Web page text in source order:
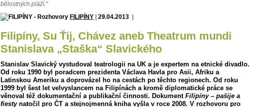
bělostných pláží.“
FILIPÍNY | 29.04.2013 |
Filipíny, Su Ťij, Chávez aneb Theatrum mundi
Stanislava „Staška“ Slavického
Stanislav Slavický vystudoval teatrologii na UK a je expertem na etnické divadlo.
Od roku 1990 byl poradcem prezidenta Václava Havla pro Asii, Afriku a
Latinskou Ameriku a doprovázel ho na cestách po těchto regionech. Od roku
1999 byl šest let velvyslancem na Filipínách a kromě diplomatické práce se
věnoval též dokumentační a publikační činnosti. Dokument Filipíny – pašije a
fiestynatočil pro ČT a stejnojmenná kniha vyšla v roce 2008. V rozhovoru pro